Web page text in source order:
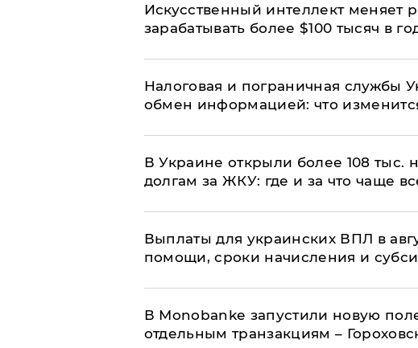
Искусственный интеллект меняет
зарабатывать более $100 тысяч в
Налоговая и пограничная службы
обмен информацией: что
В Украине открыли более 108 тыс.
долгам за ЖКУ: где и за что чаще
Выплаты для украинских ВПЛ в
помощи, сроки начисления и
В Мonobankе запустили новую
отдельным транзакциям –